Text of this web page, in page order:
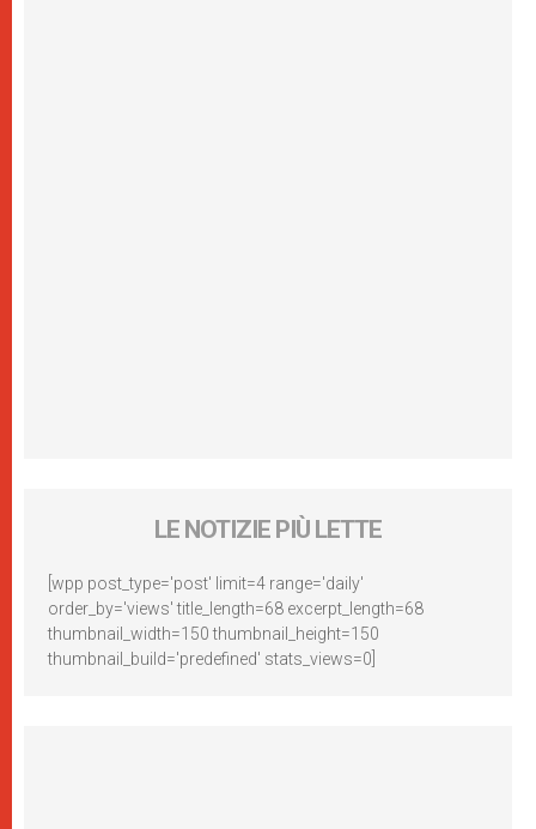
LE NOTIZIE PIÙ LETTE
[wpp post_type='post' limit=4 range='daily'
order_by='views' title_length=68 excerpt_length=68
thumbnail_width=150 thumbnail_height=150
thumbnail_build='predefined' stats_views=0]